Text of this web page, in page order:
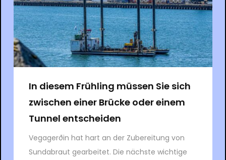
In diesem Frühling müssen Sie sich
zwischen einer Brücke oder einem
Tunnel entscheiden
Vegagerðin hat hart an der Zubereitung von
Sundabraut gearbeitet. Die nächste wichtige